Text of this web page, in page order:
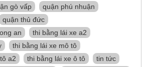
gò vấp
quận phú nhuận
quận thủ đức
an
thi bằng lái xe a2
thi bằng lái xe mô tô
a2
thi bằng lái xe ô tô
tin tức